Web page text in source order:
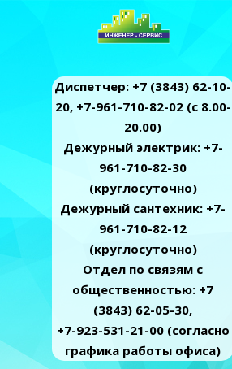
Диспетчер: +7 (3843) 62-10-
20, +7-961-710-82-02 (c 8.00-
20.00)
Дежурный электрик: +7-
961-710-82-30
(круглосуточно)
Дежурный сантехник: +7-
961-710-82-12
(круглосуточно)
Отдел по связям с
общественностью: +7
(3843) 62-05-30,
+7-923-531-21-00 (согласно
графика работы офиса)